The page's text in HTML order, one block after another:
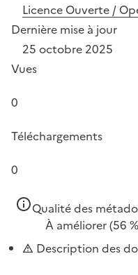
Licence Ouverte /
Dernière mise à jour
25 octobre 2025
Vues
0
Téléchargements
0
Qualité des
À améliorer(56
Description des